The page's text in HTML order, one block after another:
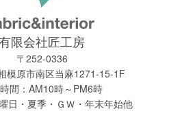
限会社匠工房
〒252-0336
模原市南区当麻1271-15-1F
間：AM10時～PM6時
日・夏季・ＧＷ・年末年始他